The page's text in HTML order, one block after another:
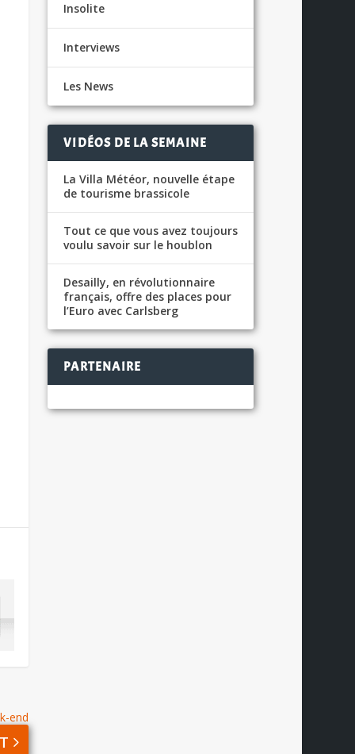
end
Insolite
Interviews
Les News
VIDÉOS DE LA SEMAINE
La Villa Météor, nouvelle étape
de tourisme brassicole
Tout ce que vous avez toujours
voulu savoir sur le houblon
Desailly, en révolutionnaire
français, offre des places pour
l’Euro avec Carlsberg
PARTENAIRE